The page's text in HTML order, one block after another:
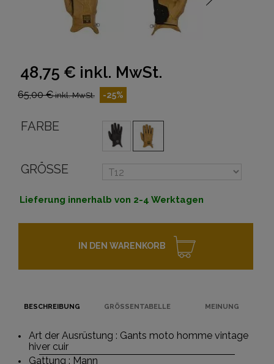
48,75 € inkl. MwSt.
65,00 €inkl. MwSt. -25%
FARBE
GRÖSSE
Lieferung innerhalb von 2-4 Werktagen
IN DEN WARENKORB
BESCHREIBUNG GRÖSSENTABELLE MEINUNG
Art der Ausrüstung : Gants moto homme vintage
hiver cuir
Gattung : Mann